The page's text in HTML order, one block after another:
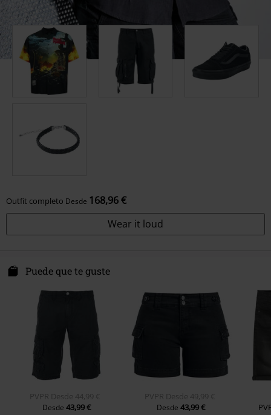
Outfit completo Desde 168,96 €
Wear it loud
Puede que te guste
PVPR Desde 44,99 €
Desde 43,99 €
PVPR Desde 49,99 €
Desde43,99 €